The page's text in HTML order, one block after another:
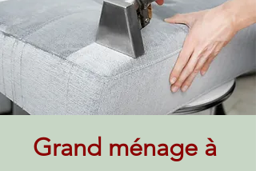
Grand ménage à